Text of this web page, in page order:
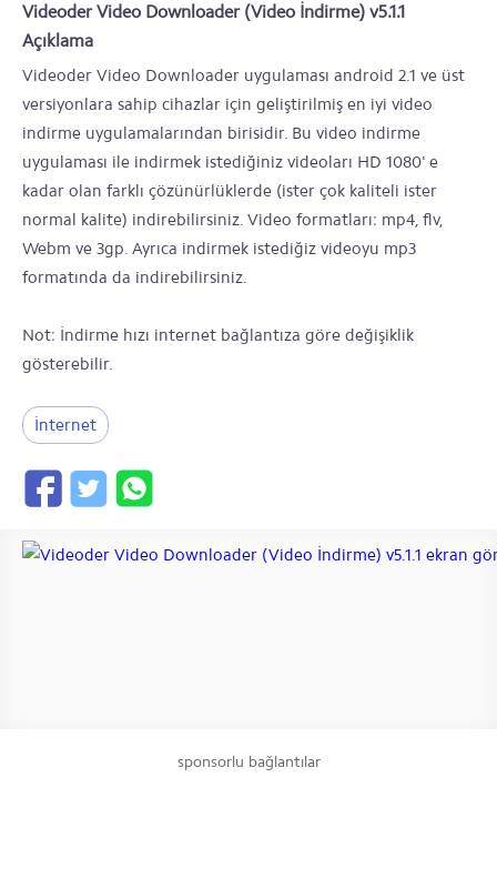
Videoder Video Downloader (Video İndirme) v5.1.1
Açıklama
Videoder Video Downloader uygulaması android 2.1 ve üst
versiyonlara sahip cihazlar için geliştirilmiş en iyi video
indirme uygulamalarından birisidir. Bu video indirme
uygulaması ile indirmek istediğiniz videoları HD 1080' e
kadar olan farklı çözünürlüklerde (ister çok kaliteli ister
normal kalite) indirebilirsiniz. Video formatları: mp4, flv,
Webm ve 3gp. Ayrıca indirmek istediğiz videoyu mp3
formatında da indirebilirsiniz.
Not: İndirme hızı internet bağlantıza göre değişiklik
gösterebilir.
İnternet
sponsorlu bağlantılar